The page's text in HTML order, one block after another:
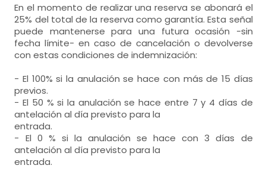
En el momento de realizar una reserva se abonará el
25% del total de la reserva como garantía. Esta señal
puede mantenerse para una futura ocasión -sin
fecha límite- en caso de cancelación o devolverse
con estas condiciones de indemnización:
- El 100% si la anulación se hace con más de 15 días
previos.
- El 50 % si la anulación se hace entre 7 y 4 días de
antelación al día previsto para la
entrada.
- El 0 % si la anulación se hace con 3 días de
antelación al día previsto para la
entrada.